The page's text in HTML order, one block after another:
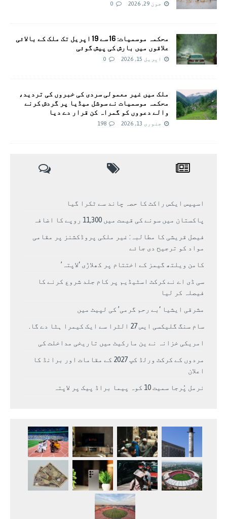
جون 29, 2026 0
محکمہ موسمیات: 16 سے 19 اپریل تک ملک کے بالائی
علاقوں میں بارش کی پیش گوئی
اپریل 15, 2026 0
ملک میں غیر معمولی سردی کی خبروں کی تردید،
محکمہ موسمیات نے سوشل میڈیا پر گردش کرنے
والے دعووں کو گمراہ کن قرار دے دیا
جنوری 13, 2026 198
اسپیس ایکس راکٹ کا حصہ چاند سے ٹکرا گیا
پاکستان میں سونے کی قیمت میں 11,300 روپے کا اضافہ
فیصل قریشی کا مطالبہ: غیر ملکی پروڈکشنز پر مقامی
مواد کو ترجیح دی جائے
کامن ویلتھ گیمز کے اختتام پر کھلاڑی ‘لاپتہ’
سی ڈی اے نے کرکٹ اسٹیڈیم پر کام جلد شروع کرنے کا
فیصلہ کر لیا
مشرقی ایشیا ‘بے رحم گرمی’ کی لپیٹ میں
سام سنگ گلیکسی ایس 27 الٹرا سے ایک کیمرا ہٹا دے گا.
امریکی خزانہ نے ین مارکیٹ میں تاریخی مداخلت کی
مردوں کے کرکٹ ورلڈ کپ 2027 کے مقامات اور برانڈ کا
اعلان
نرمل پُرجا سمیت 10 کوہ پیما براڈ پیک پر لاپتہ